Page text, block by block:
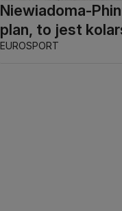
Niewiadoma-
plan, to jest
EUROSPORT